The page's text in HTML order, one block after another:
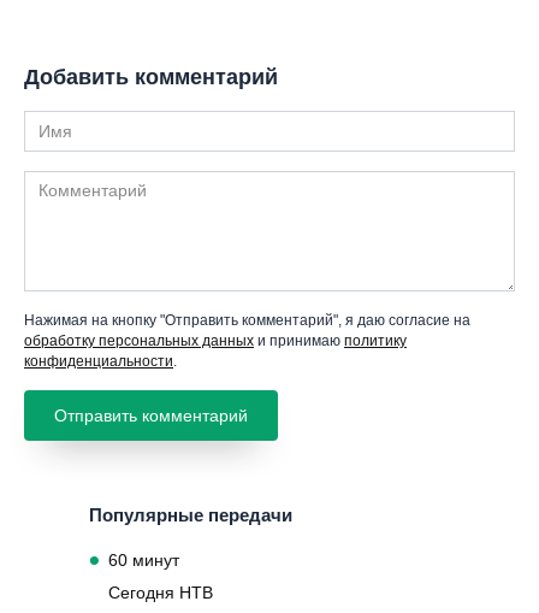
Добавить комментарий
Имя
Комментарий
Нажимая на кнопку "Отправить комментарий", я даю согласие на
обработку персональных данных и принимаю политику
конфиденциальности.
Популярные передачи
60 минут
Сегодня НТВ